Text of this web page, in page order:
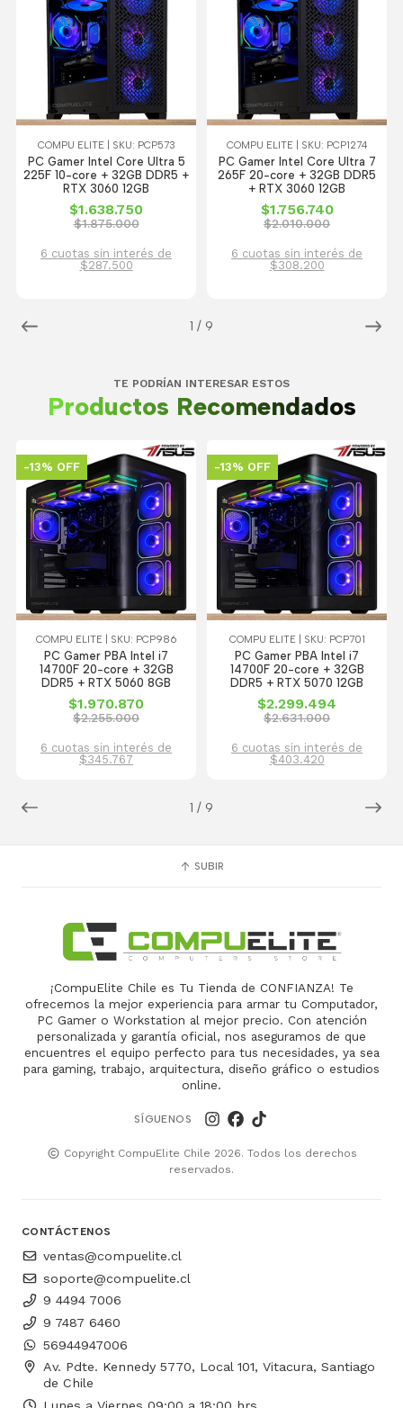
1 / 9
COMPU ELITE | SKU: PCP573
PC Gamer Intel Core Ultra 5
225F 10-core + 32GB DDR5 +
RTX 3060 12GB
$1.638.750
$1.875.000
6 cuotas sin interés de
$287.500
COMPU ELITE | SKU: PCP1274
PC Gamer Intel Core Ultra 7
265F 20-core + 32GB DDR5
+ RTX 3060 12GB
$1.756.740
$2.010.000
6 cuotas sin interés de
$308.200
TE PODRÍAN INTERESAR ESTOS
Productos Recomendados
1 / 9
-13% OFF
COMPU ELITE | SKU: PCP986
PC Gamer PBA Intel i7
14700F 20-core + 32GB
DDR5 + RTX 5060 8GB
$1.970.870
$2.255.000
6 cuotas sin interés de
$345.767
-13% OFF
COMPU ELITE | SKU: PCP701
PC Gamer PBA Intel i7
14700F 20-core + 32GB
DDR5 + RTX 5070 12GB
$2.299.494
$2.631.000
6 cuotas sin interés de
$403.420
SUBIR
¡CompuElite Chile es Tu Tienda de CONFIANZA! Te
ofrecemos la mejor experiencia para armar tu Computador,
PC Gamer o Workstation al mejor precio. Con atención
personalizada y garantía oficial, nos aseguramos de que
encuentres el equipo perfecto para tus necesidades, ya sea
para gaming, trabajo, arquitectura, diseño gráfico o estudios
online.
SÍGUENOS
Copyright CompuElite Chile 2026. Todos los derechos
reservados.
CONTÁCTENOS
ventas@compuelite.cl
soporte@compuelite.cl
9 4494 7006
9 7487 6460
56944947006
Av. Pdte. Kennedy 5770, Local 101, Vitacura, Santiago
de Chile
Lunes a Viernes 09:00 a 18:00 hrs.